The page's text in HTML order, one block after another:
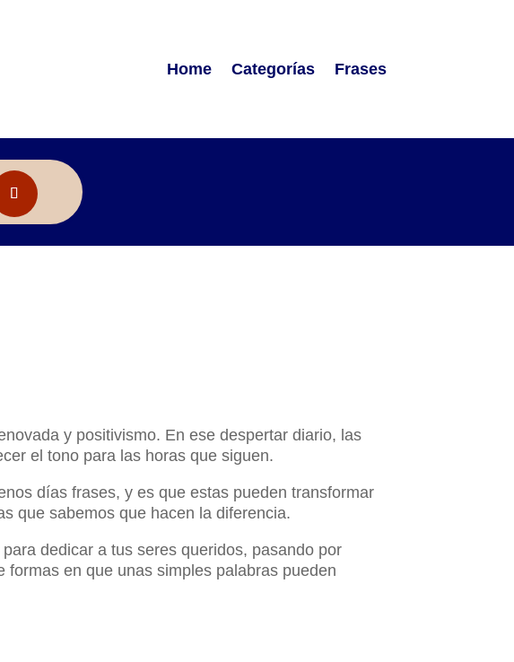
Home Categorías Frases
y positivismo. En ese despertar diario, las
el tono para las horas que siguen.
días frases, y es que estas pueden transformar
que sabemos que hacen la diferencia.
dedicar a tus seres queridos, pasando por
en que unas simples palabras pueden